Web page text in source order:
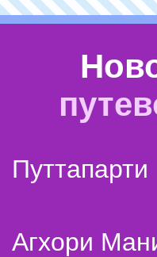
Путтапарти
Агхори